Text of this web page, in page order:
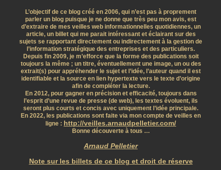
L’objectif de ce blog créé en 2006, qui n’est pas à proprement
parler un blog puisque je ne donne que très peu mon avis, est
d’extraire de mes veilles web informationnelles quotidiennes, un
article, un billet qui me parait intéressant et éclairant sur des
sujets se rapportant directement ou indirectement à la gestion de
l’information stratégique des entreprises et des particuliers.
Depuis fin 2009, je m’efforce que la forme des publications soit
toujours la même ; un titre, éventuellement une image, un ou des
extrait(s) pour appréhender le sujet et l’idée, l’auteur quand il est
identifiable et la source en lien hypertexte vers le texte d’origine
afin de compléter la lecture.
En 2012, pour gagner en précision et efficacité, toujours dans
l’esprit d’une revue de presse (de web), les textes évoluent, ils
seront plus courts et concis avec uniquement l’idée principale.
En 2022, les publications sont faite via mon compte de veilles en
ligne : http://veilles.arnaudpelletier.com/
Bonne découverte à tous …
Arnaud Pelletier
Note sur les billets de ce blog et droit de réserve